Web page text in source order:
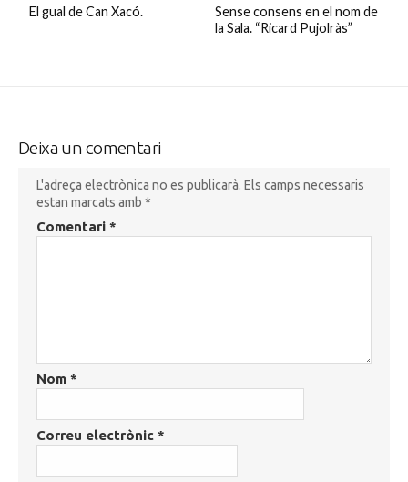
El gual de Can Xacó.
Sense consens en el nom de
la Sala. “Ricard Pujolràs”
Deixa un comentari
L'adreça electrònica no es publicarà. Els camps necessaris
estan marcats amb *
Comentari *
Nom *
Correu electrònic *